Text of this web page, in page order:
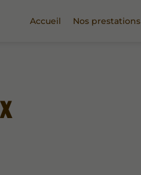
Accueil Nos prestations